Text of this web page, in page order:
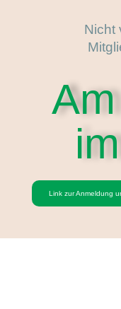
Nicht
Link zur Anmeldung